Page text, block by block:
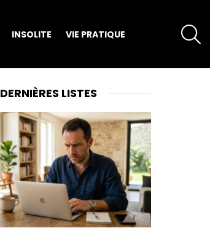
INSOLITE VIE PRATIQUE
DERNIÈRES LISTES